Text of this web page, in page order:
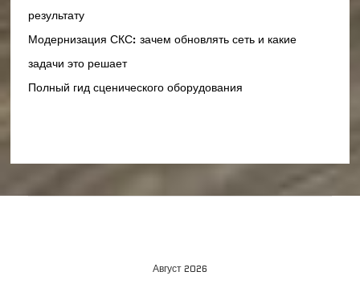
результату
Модернизация СКС: зачем обновлять сеть и какие
задачи это решает
Полный гид сценического оборудования
Август 2026